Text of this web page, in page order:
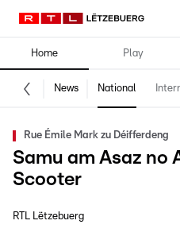
Home Play
News National
Rue Émile Mark zu Déifferdeng
Samu am Asaz no
Scooter
RTL Lëtzebuerg